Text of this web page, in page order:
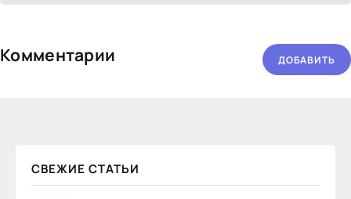
Комментарии ДОБАВИТЬ
СВЕЖИЕ СТАТЬИ